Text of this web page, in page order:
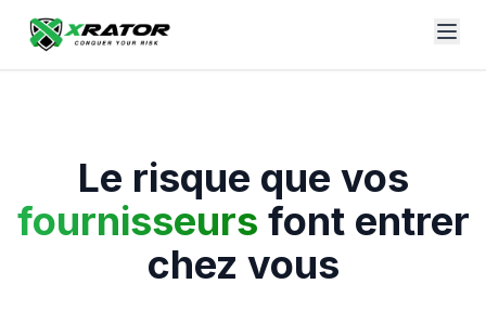
Le risque que vos
fournisseurs font entrer
chez vous